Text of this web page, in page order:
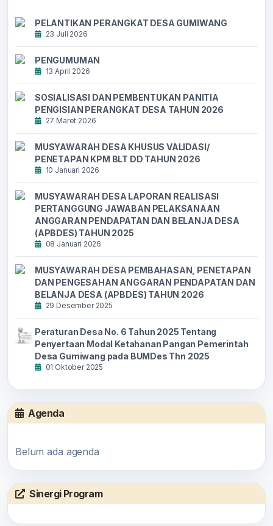
PELANTIKAN PERANGKAT DESA GUMIWANG
23 Juli 2026
PENGUMUMAN
13 April 2026
SOSIALISASI DAN PEMBENTUKAN PANITIA
PENGISIAN PERANGKAT DESA TAHUN 2026
27 Maret 2026
MUSYAWARAH DESA KHUSUS VALIDASI/
PENETAPAN KPM BLT DD TAHUN 2026
10 Januari 2026
MUSYAWARAH DESA LAPORAN REALISASI
PERTANGGUNG JAWABAN PELAKSANAAN
ANGGARAN PENDAPATAN DAN BELANJA DESA
(APBDES) TAHUN 2025
08 Januari 2026
MUSYAWARAH DESA PEMBAHASAN, PENETAPAN
DAN PENGESAHAN ANGGARAN PENDAPATAN DAN
BELANJA DESA (APBDES) TAHUN 2026
29 Desember 2025
Peraturan Desa No. 6 Tahun 2025 Tentang
Penyertaan Modal Ketahanan Pangan Pemerintah
Desa Gumiwang pada BUMDes Thn 2025
01 Oktober 2025
Agenda
Belum ada agenda
Sinergi Program